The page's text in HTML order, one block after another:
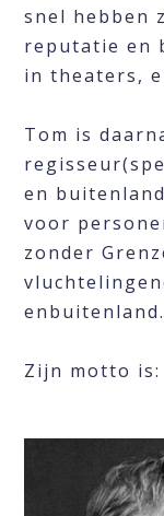
snel hebben
reputatie en
in theaters,
Tom is
en
voor
zonder
enbuitenland.
Zijn motto is: